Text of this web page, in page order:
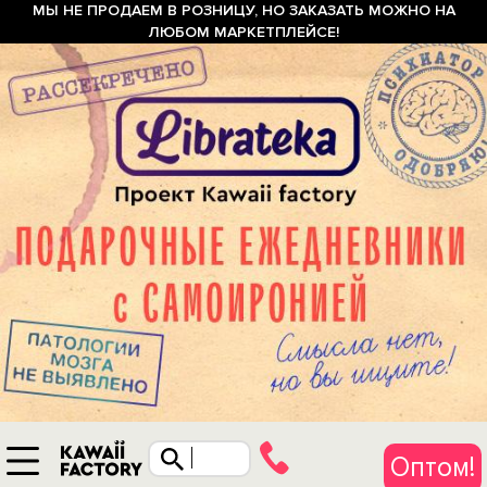
МЫ НЕ ПРОДАЕМ В РОЗНИЦУ, НО ЗАКАЗАТЬ МОЖНО НА
ЛЮБОМ МАРКЕТПЛЕЙСЕ!
Оптом!